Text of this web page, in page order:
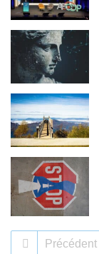
Précédent